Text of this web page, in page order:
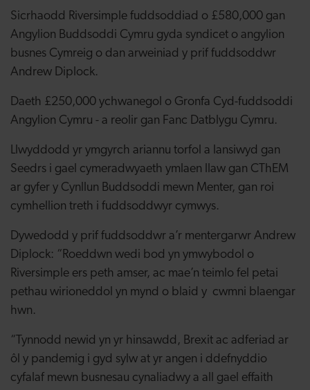
Sicrhaodd Riversimple fuddsoddiad o £580,000 gan
Angylion Buddsoddi Cymru gyda syndicet o angylion
busnes Cymreig o dan arweiniad y prif fuddsoddwr
Andrew Diplock.
Daeth £250,000 ychwanegol o Gronfa Cyd-fuddsoddi
Angylion Cymru - a reolir gan Fanc Datblygu Cymru.
Llwyddodd yr ymgyrch ariannu torfol a lansiwyd gan
Seedrs i gael cymeradwyaeth ymlaen llaw gan CThEM
ar gyfer y Cynllun Buddsoddi mewn Menter, gan roi
cymhellion treth i fuddsoddwyr cymwys.
Dywedodd y prif fuddsoddwr a’r mentergarwr Andrew
Diplock: “Roeddwn wedi bod yn ymwybodol o
Riversimple ers peth amser, ac mae’n teimlo fel petai
pethau wirioneddol yn mynd o blaid y cwmni blaengar
hwn.
“Tynnodd newid yn yr hinsawdd, Brexit ac adferiad ar
ôl y pandemig i gyd sylw at yr angen i ddefnyddio
cyfalaf mewn busnesau cynaliadwy a all gael effaith